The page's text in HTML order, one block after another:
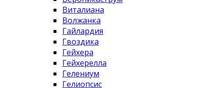
Виталиана
Волжанка
Гайлардия
Гвоздика
Гейхера
Гейхерелла
Гелениум
Гелиопсис